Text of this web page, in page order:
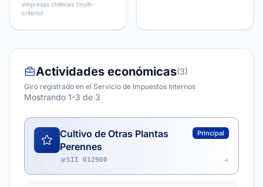
empresas chilenas (multi-
criterio).
Actividades económicas(3)
Giro registrado en el Servicio de Impuestos Internos
Mostrando 1-3 de 3
Cultivo de Otras Plantas
Perennes
Principal
SII 012900